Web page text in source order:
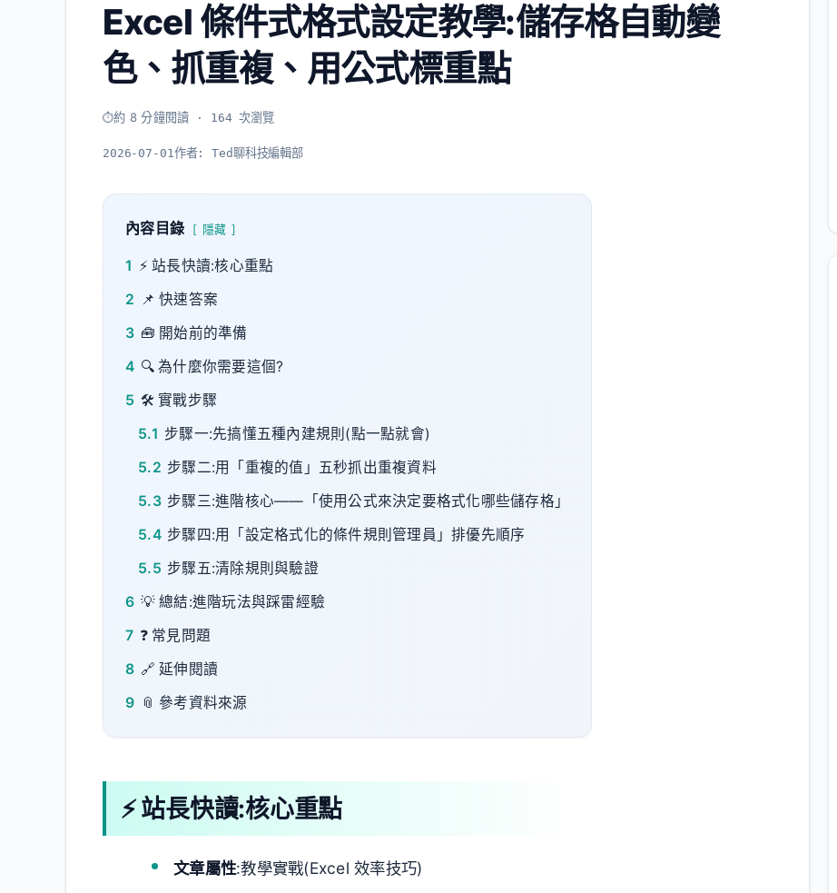
Excel 條件式格式設定教學:儲存格自動變
色、抓重複、用公式標重點
約 8 分鐘閱讀 · 164 次瀏覽
2026-07-01作者:Ted聊科技編輯部
內容目錄 隱藏
1 ⚡ 站長快讀:核心重點
2 📌 快速答案
3 🧰 開始前的準備
4 🔍 為什麼你需要這個?
5 🛠️ 實戰步驟
5.1 步驟一:先搞懂五種內建規則(點一點就會)
5.2 步驟二:用「重複的值」五秒抓出重複資料
5.3 步驟三:進階核心——「使用公式來決定要格式化哪些儲存格」
5.4 步驟四:用「設定格式化的條件規則管理員」排優先順序
5.5 步驟五:清除規則與驗證
6 💡 總結:進階玩法與踩雷經驗
7 ❓ 常見問題
8 🔗 延伸閱讀
9 📎 參考資料來源
⚡ 站長快讀:核心重點
文章屬性:教學實戰(Excel 效率技巧)